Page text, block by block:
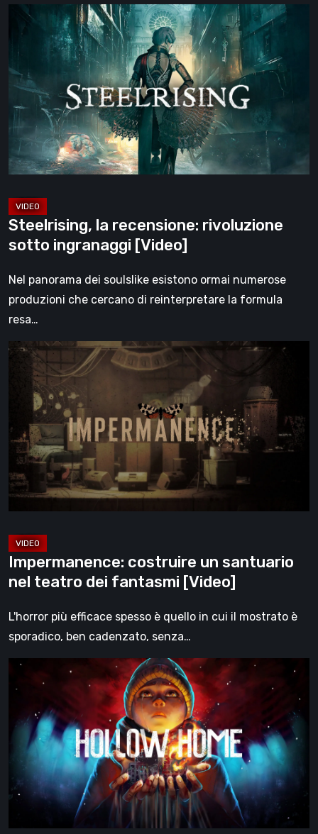
Steelrising,
recensione:
rivoluzione
sotto
ingranaggi
[Video]
Steelrising, la recensione: rivoluzione
sotto ingranaggi [Video]
Nel panorama dei soulslike esistono ormai numerose
produzioni che cercano di reinterpretare la formula
resa…
Impermanence:
costruire
santuario
nel
teatro
fantasmi
[Video]
Impermanence: costruire un santuario
nel teatro dei fantasmi [Video]
L'horror più efficace spesso è quello in cui il mostrato è
sporadico, ben cadenzato, senza…
Hollow
Home
Anteprima:
l’ultimo
giorno
normale